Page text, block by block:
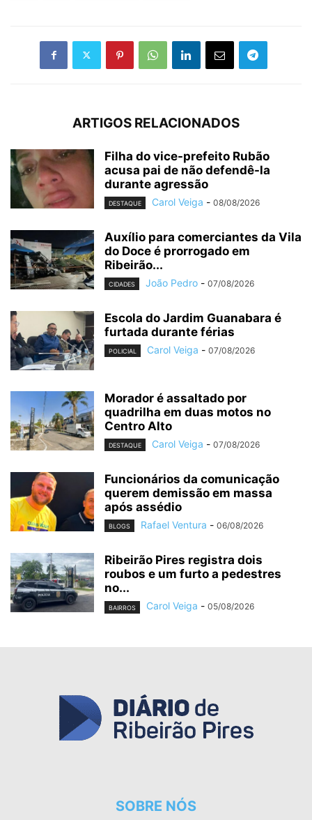
ARTIGOS RELACIONADOS
Filha do vice-prefeito Rubão
acusa pai de não defendê-la
durante agressão
DESTAQUE Carol Veiga - 08/08/2026
Auxílio para comerciantes da Vila
do Doce é prorrogado em
Ribeirão...
CIDADES João Pedro - 07/08/2026
Escola do Jardim Guanabara é
furtada durante férias
POLICIAL Carol Veiga - 07/08/2026
Morador é assaltado por
quadrilha em duas motos no
Centro Alto
DESTAQUE Carol Veiga - 07/08/2026
Funcionários da comunicação
querem demissão em massa
após assédio
BLOGS Rafael Ventura - 06/08/2026
Ribeirão Pires registra dois
roubos e um furto a pedestres
no...
BAIRROS Carol Veiga - 05/08/2026
SOBRE NÓS